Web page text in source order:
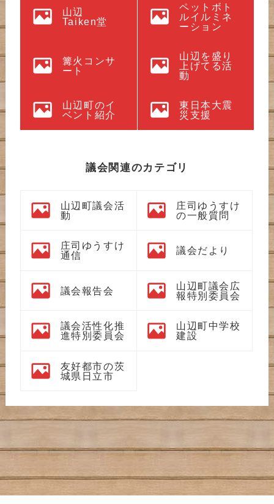
山辺
Taiken堂
ペットボト
ルイルミネ
ーション
篝火コンサ
ート
山辺を盛り
上げてる活
動
山辺町のイ
ベント紹介
東日本大震
災支援
議会関連のカテゴリ
山辺町議会活
動
庄司ゆうすけ
の一般質問
庄司ゆうすけ
通信
議会だより
議会報告会
山辺町議会広
報特別委員会
議会活性化推
進特別委員会
山辺町中学校
建設
友好都市の茨
城県日立市